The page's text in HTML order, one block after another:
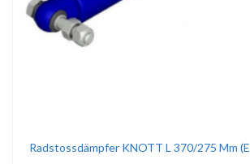
Radstossdämpfer KNOTT L 370/275 Mm